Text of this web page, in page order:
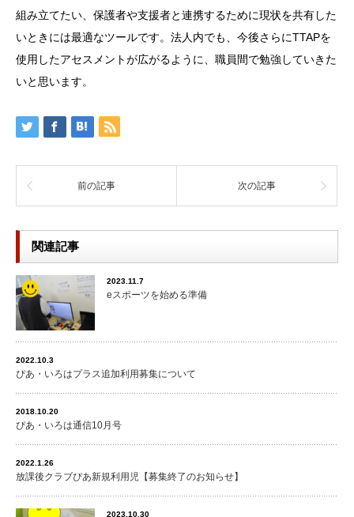
組み立てたい、保護者や支援者と連携するために現状を共有した
いときには最適なツールです。法人内でも、今後さらにTTAPを
使用したアセスメントが広がるように、職員間で勉強していきた
いと思います。
前の記事 次の記事
関連記事
2023.11.7
eスポーツを始める準備
2022.10.3
ぴあ・いろはプラス追加利用募集について
2018.10.20
ぴあ・いろは通信10月号
2022.1.26
放課後クラブぴあ新規利用児【募集終了のお知らせ】
2023.10.30